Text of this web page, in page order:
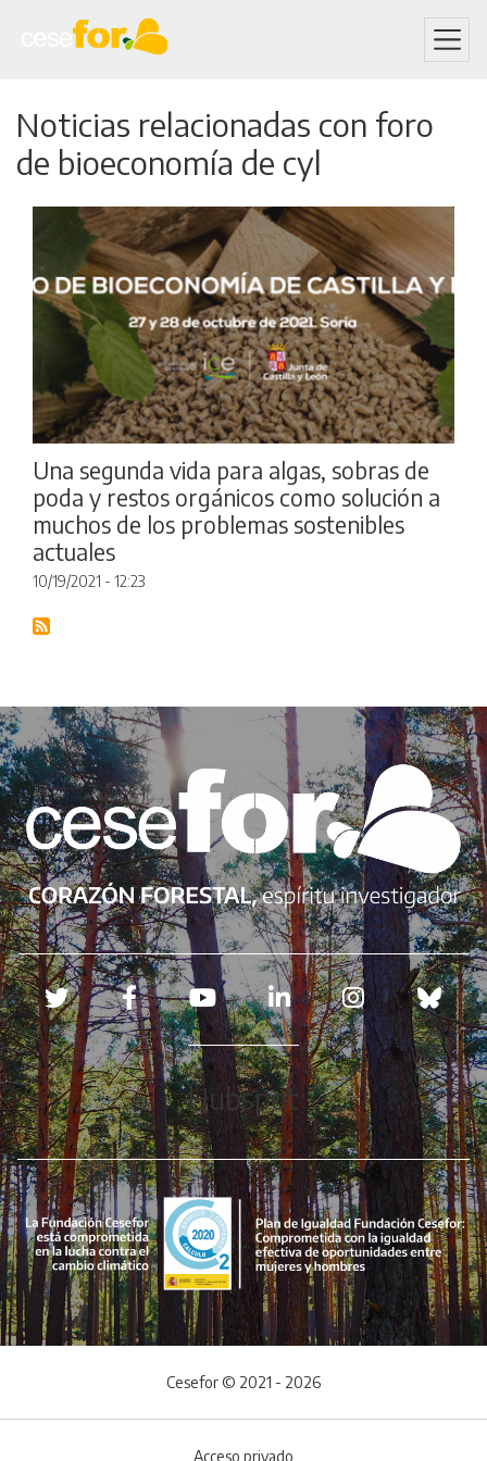
to
main
content
Noticias relacionadas con foro
de bioeconomía de cyl
Una segunda vida para algas, sobras de
poda y restos orgánicos como solución a
muchos de los problemas sostenibles
actuales
10/19/2021 - 12:23
Redes sociales
Hubspot
Cesefor © 2021 - 2026
Acceso privado